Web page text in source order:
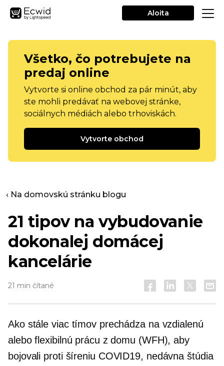
Aloita
Všetko, čo potrebujete na
predaj online
Vytvorte si online obchod za pár minút, aby
ste mohli predávať na webovej stránke,
sociálnych médiách alebo trhoviskách.
Vytvorte obchod
‹ Na domovskú stránku blogu
21 tipov na vybudovanie
dokonalej domácej
kancelárie
21 min čítané
Ako stále viac tímov prechádza na vzdialenú
alebo flexibilnú prácu z domu (WFH), aby
bojovali proti šíreniu COVID19, nedávna štúdia